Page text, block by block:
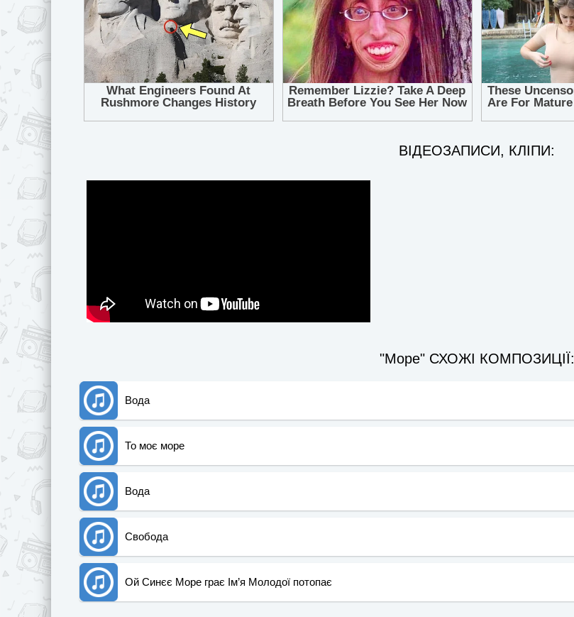
ВІДЕОЗАПИСИ, КЛІПИ:
"Море" СХОЖІ КОМПОЗИЦІЇ:
Вода
То моє море
Вода
Свобода
Ой Синєє Море грає Ім’я Молодої потопає